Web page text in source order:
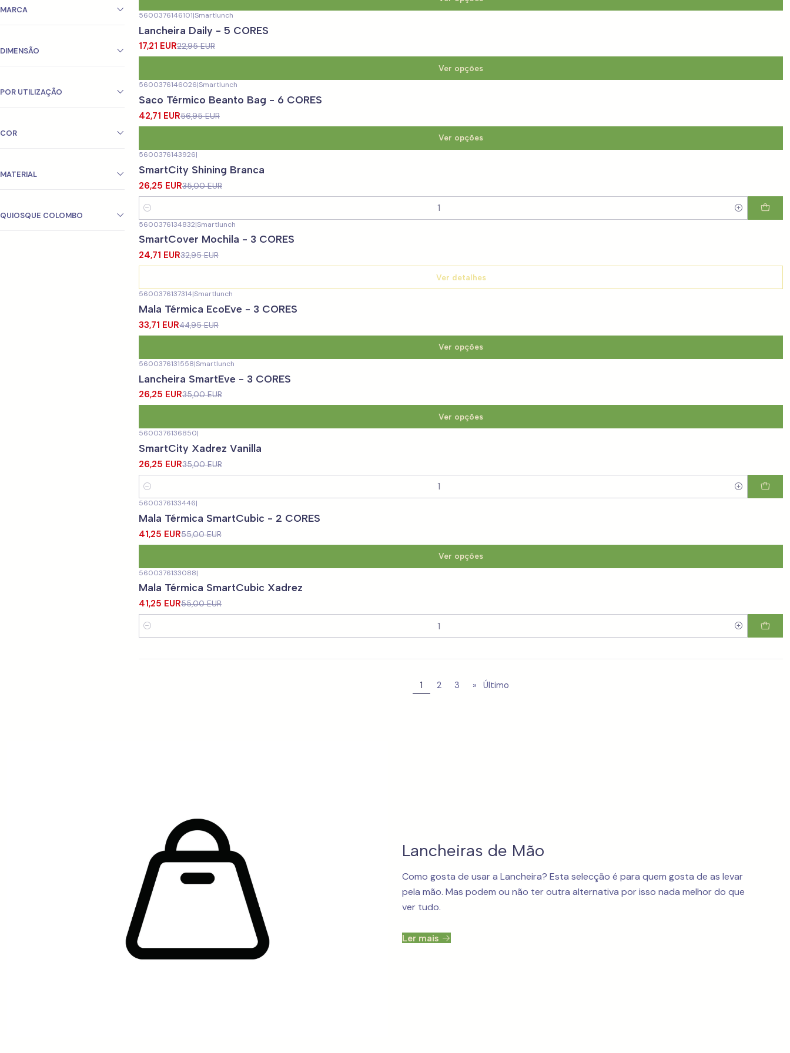
MARCA
DIMENSÃO
POR UTILIZAÇÃO
COR
MATERIAL
QUIOSQUE COLOMBO
-25%DESCONTO
5600376146101|Smartlunch
Lancheira Daily - 5 CORES
17,21 EUR22,95 EUR
Ver opções
DESCONTO
5600376146026|Smartlunch
Saco Térmico Beanto Bag - 6 CORES
42,71 EUR56,95 EUR
Ver opções
DESCONTO
5600376143926|
SmartCity Shining Branca
26,25 EUR35,00 EUR
Quantidade
-25%DESCONTO
Não Disponível
5600376134832|Smartlunch
SmartCover Mochila - 3 CORES
24,71 EUR32,95 EUR
Ver detalhes
DESCONTO
5600376137314|Smartlunch
Mala Térmica EcoEve - 3 CORES
33,71 EUR44,95 EUR
Ver opções
-25%DESCONTO
5600376131558|Smartlunch
Lancheira SmartEve - 3 CORES
26,25 EUR35,00 EUR
Ver opções
DESCONTO
5600376136850|
SmartCity Xadrez Vanilla
26,25 EUR35,00 EUR
Quantidade
DESCONTO
5600376133446|
Mala Térmica SmartCubic - 2 CORES
41,25 EUR55,00 EUR
Ver opções
-25%DESCONTO
5600376133088|
Mala Térmica SmartCubic Xadrez
41,25 EUR55,00 EUR
Quantidade
1 2 3 » Último
Lancheiras de Mão
Como gosta de usar a Lancheira? Esta selecção é para quem gosta de as levar
pela mão. Mas podem ou não ter outra alternativa por isso nada melhor do que
ver tudo.
Ler mais